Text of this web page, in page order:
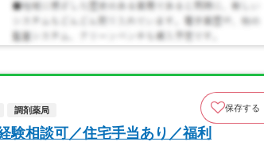
調剤薬局 保存する
験相談可／住宅手当あり／福利